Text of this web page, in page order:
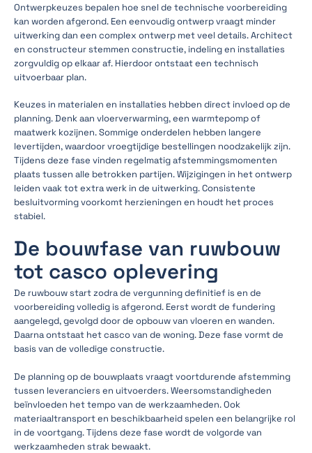
Ontwerpkeuzes bepalen hoe snel de technische voorbereiding
kan worden afgerond. Een eenvoudig ontwerp vraagt minder
uitwerking dan een complex ontwerp met veel details. Architect
en constructeur stemmen constructie, indeling en installaties
zorgvuldig op elkaar af. Hierdoor ontstaat een technisch
uitvoerbaar plan.
Keuzes in materialen en installaties hebben direct invloed op de
planning. Denk aan vloerverwarming, een warmtepomp of
maatwerk kozijnen. Sommige onderdelen hebben langere
levertijden, waardoor vroegtijdige bestellingen noodzakelijk zijn.
Tijdens deze fase vinden regelmatig afstemmingsmomenten
plaats tussen alle betrokken partijen. Wijzigingen in het ontwerp
leiden vaak tot extra werk in de uitwerking. Consistente
besluitvorming voorkomt herzieningen en houdt het proces
stabiel.
De bouwfase van ruwbouw
tot casco oplevering
De ruwbouw start zodra de vergunning definitief is en de
voorbereiding volledig is afgerond. Eerst wordt de fundering
aangelegd, gevolgd door de opbouw van vloeren en wanden.
Daarna ontstaat het casco van de woning. Deze fase vormt de
basis van de volledige constructie.
De planning op de bouwplaats vraagt voortdurende afstemming
tussen leveranciers en uitvoerders. Weersomstandigheden
beïnvloeden het tempo van de werkzaamheden. Ook
materiaaltransport en beschikbaarheid spelen een belangrijke rol
in de voortgang. Tijdens deze fase wordt de volgorde van
werkzaamheden strak bewaakt.